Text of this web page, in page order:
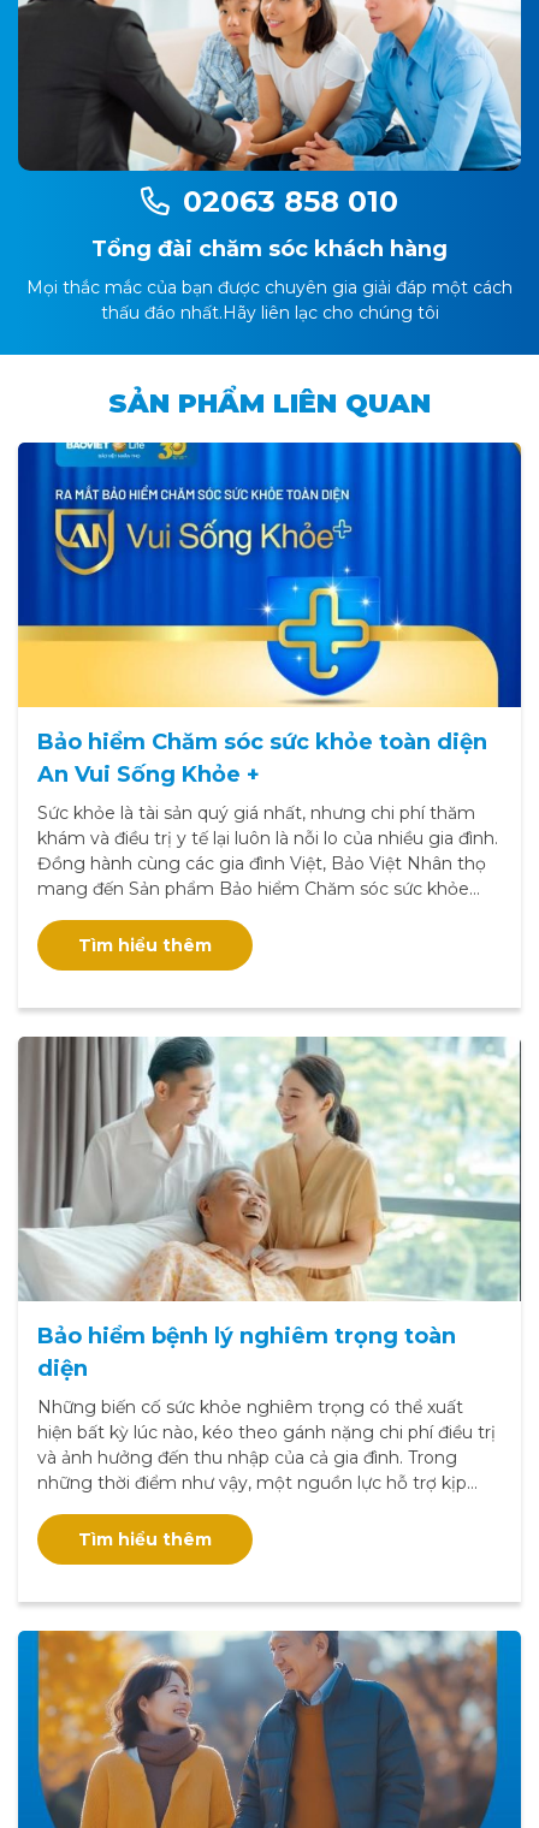
02063 858 010
Tổng đài chăm sóc khách hàng
Mọi thắc mắc của bạn được chuyên gia giải đáp một cách
thấu đáo nhất.Hãy liên lạc cho chúng tôi
SẢN PHẨM LIÊN QUAN
Bảo hiểm Chăm sóc sức khỏe toàn diện
An Vui Sống Khỏe +
Sức khỏe là tài sản quý giá nhất, nhưng chi phí thăm
khám và điều trị y tế lại luôn là nỗi lo của nhiều gia đình.
Đồng hành cùng các gia đình Việt, Bảo Việt Nhân thọ
mang đến Sản phẩm Bảo hiểm Chăm sóc sức khỏe
bạn và gia đình.
Tìm hiểu thêm
Bảo hiểm bệnh lý nghiêm trọng toàn
diện
Những biến cố sức khỏe nghiêm trọng có thể xuất
hiện bất kỳ lúc nào, kéo theo gánh nặng chi phí điều trị
và ảnh hưởng đến thu nhập của cả gia đình. Trong
những thời điểm như vậy, một nguồn lực hỗ trợ kịp
trình hồi phục của mỗi người.
Tìm hiểu thêm